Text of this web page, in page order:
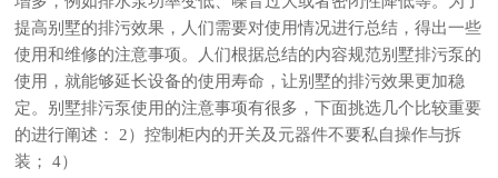
提高别墅的排污效果，人们需要对使用情况进行总结，得出一些
使用和维修的注意事项。人们根据总结的内容规范别墅排污泵的
使用，就能够延长设备的使用寿命，让别墅的排污效果更加稳
定。别墅排污泵使用的注意事项有很多，下面挑选几个比较重要
的进行阐述： 2）控制柜内的开关及元器件不要私自操作与拆
装； 4）